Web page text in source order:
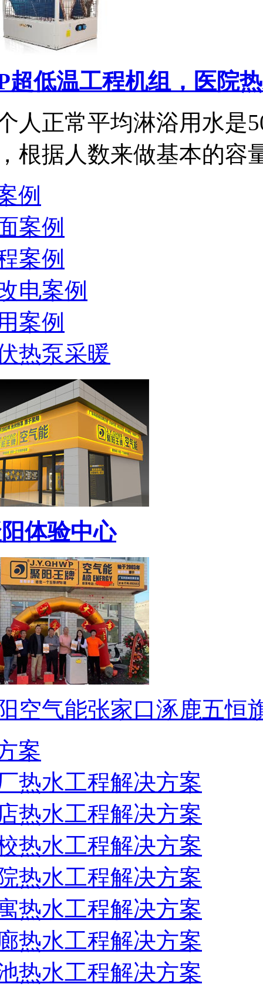
超低温工程机组，医院
人正常平均淋浴用水是
根据人数来做基本的容
例
案例
案例
电案例
案例
热泵采暖
体验中心
空气能张家口涿鹿五恒
案
热水工程解决方案
热水工程解决方案
热水工程解决方案
热水工程解决方案
热水工程解决方案
热水工程解决方案
热水工程解决方案